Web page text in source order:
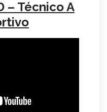
– Técnico A